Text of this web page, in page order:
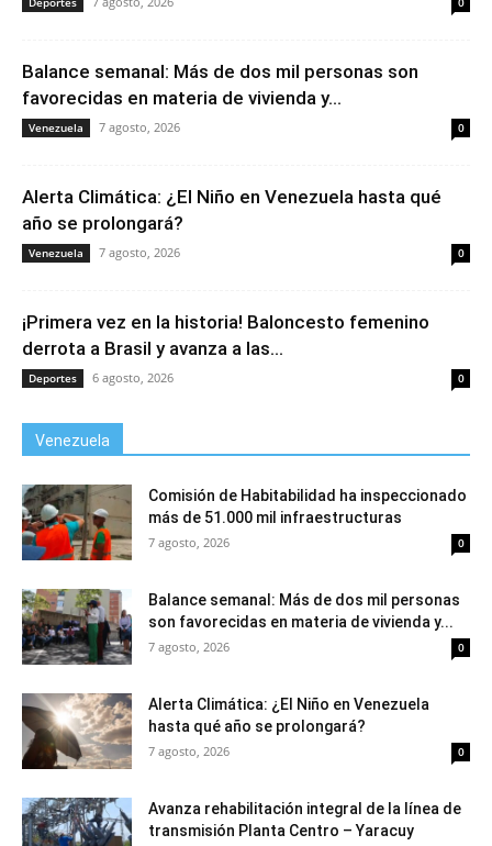
Balance semanal: Más de dos mil personas son
favorecidas en materia de vivienda y...
Venezuela 7 agosto, 2026 0
Alerta Climática: ¿El Niño en Venezuela hasta qué
año se prolongará?
Venezuela 7 agosto, 2026 0
¡Primera vez en la historia! Baloncesto femenino
derrota a Brasil y avanza a las...
Deportes 6 agosto, 2026 0
Venezuela
Comisión de Habitabilidad ha inspeccionado
más de 51.000 mil infraestructuras
7 agosto, 2026 0
Balance semanal: Más de dos mil personas
son favorecidas en materia de vivienda y...
7 agosto, 2026 0
Alerta Climática: ¿El Niño en Venezuela
hasta qué año se prolongará?
7 agosto, 2026 0
Avanza rehabilitación integral de la línea de
transmisión Planta Centro – Yaracuy